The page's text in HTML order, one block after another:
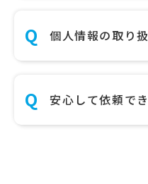
個人情報の取り
安心して依頼で